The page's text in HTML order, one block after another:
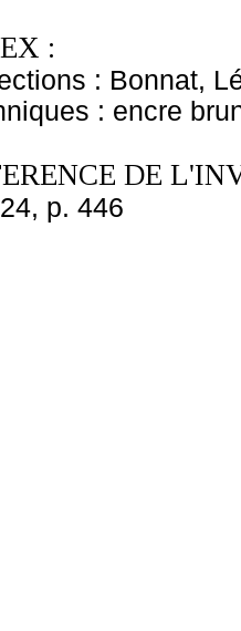
:
: Bonnat,
: encre
DE
p. 446